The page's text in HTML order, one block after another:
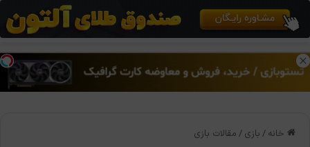
منو
خانه / بازی / مقالات بازی